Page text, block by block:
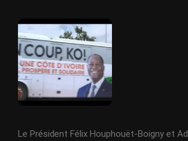
Le Président Félix Houphouët-Boigny et